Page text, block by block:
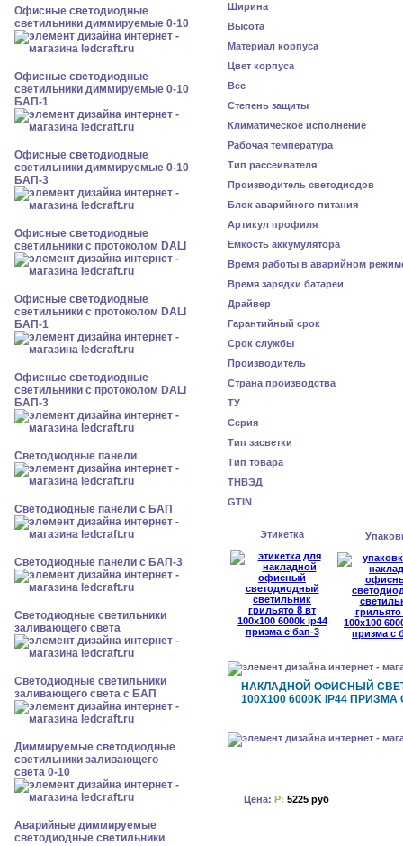
Офисные светодиодные
светильники диммируемые 0-10
Офисные светодиодные
светильники диммируемые 0-10
БАП-1
Офисные светодиодные
светильники диммируемые 0-10
БАП-3
Офисные светодиодные
светильники с протоколом DALI
Офисные светодиодные
светильники с протоколом DALI
БАП-1
Офисные светодиодные
светильники с протоколом DALI
БАП-3
Cветодиодные панели
Cветодиодные панели с БАП
Cветодиодные панели с БАП-3
Светодиодные светильники
заливающего света
Светодиодные светильники
заливающего света с БАП
Диммируемые светодиодные
светильники заливающего
света 0-10
Аварийные диммируемые
светодиодные светильники
Ширина
Высота
Материал корпуса
Цвет корпуса
Вес
Степень защиты
Климатическое исполнение
Рабочая температура
Тип рассеивателя
Производитель светодиодов
Блок аварийного питания
Артикул профиля
Емкость аккумулятора
Время работы в аварийном
Время зарядки батареи
Драйвер
Гарантийный срок
Срок службы
Производитель
Страна производства
ТУ
Серия
Тип засветки
Тип товара
ТНВЭД
GTIN
Этикетка
НАКЛАДНОЙ ОФИСНЫЙ
100X100 6000K IP44
Цена: Р: 5225 руб